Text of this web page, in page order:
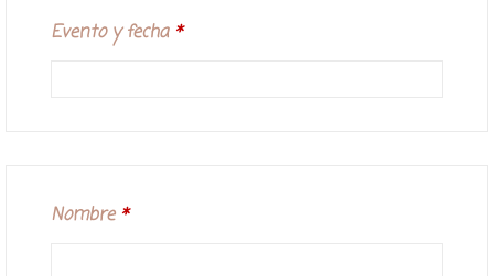
Evento y fecha *
Nombre *